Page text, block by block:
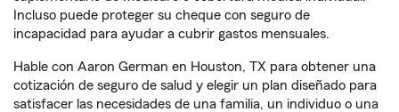
Incluso puede proteger su cheque con seguro de
incapacidad para ayudar a cubrir gastos mensuales.
Hable con Aaron German en Houston, TX para obtener una
cotización de seguro de salud y elegir un plan diseñado para
satisfacer las necesidades de una familia, un individuo o una